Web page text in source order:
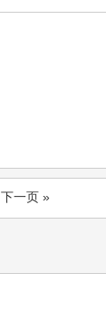
下一页 »